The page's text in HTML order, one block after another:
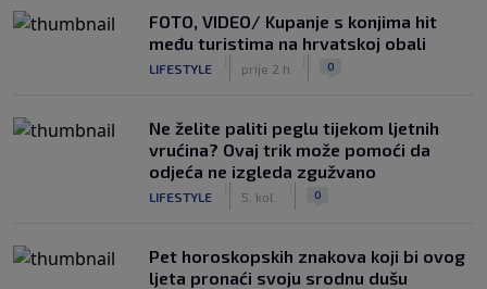
FOTO, VIDEO/ Kupanje s konjima hit
među turistima na hrvatskoj obali
LIFESTYLE prije 2 h 0
Ne želite paliti peglu tijekom ljetnih
vrućina? Ovaj trik može pomoći da
odjeća ne izgleda zgužvano
LIFESTYLE 5. kol. 0
Pet horoskopskih znakova koji bi ovog
ljeta pronaći svoju srodnu dušu